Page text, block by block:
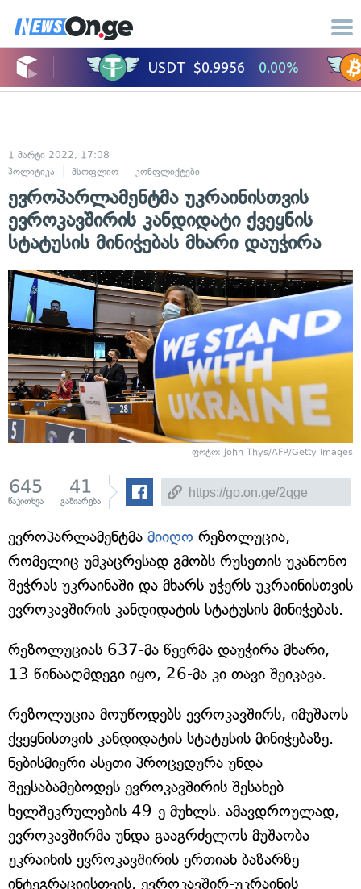
1 მარტი 2022, 17:08
პოლიტიკა
მსოფლიო კონფლიქტები
ევროპარლამენტმა უკრაინისთვის
ევროკავშირის კანდიდატი ქვეყნის
სტატუსის მინიჭებას მხარი დაუჭირა
ფოტო: John Thys/AFP/Getty Images
645
წაკითხვა
41
გაზიარება
ევროპარლამენტმა მიიღო რეზოლუცია,
რომელიც უმკაცრესად გმობს რუსეთის უკანონო
შეჭრას უკრაინაში და მხარს უჭერს უკრაინისთვის
ევროკავშირის კანდიდატის სტატუსის მინიჭებას.
რეზოლუციას 637-მა წევრმა დაუჭირა მხარი,
13 წინააღმდეგი იყო, 26-მა კი თავი შეიკავა.
რეზოლუცია მოუწოდებს ევროკავშირს, იმუშაოს
ქვეყნისთვის კანდიდატის სტატუსის მინიჭებაზე.
ნებისმიერი ასეთი პროცედურა უნდა
შეესაბამებოდეს ევროკავშირის შესახებ
ხელშეკრულების 49-ე მუხლს. ამავდროულად,
ევროკავშირმა უნდა გააგრძელოს მუშაობა
უკრაინის ევროკავშირის ერთიან ბაზარზე
ინტეგრაციისთვის, ევროკავშირ-უკრაინის